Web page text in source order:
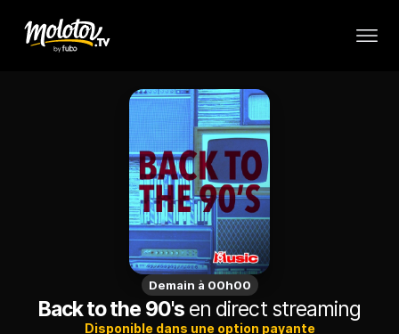
Demain à 00h00
Back to the 90'sen direct streaming
Disponible dans une option payante